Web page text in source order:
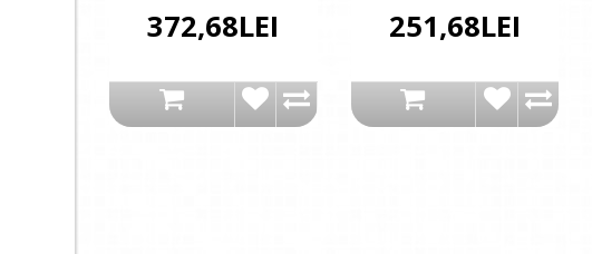
372,68LEI 251,68LEI